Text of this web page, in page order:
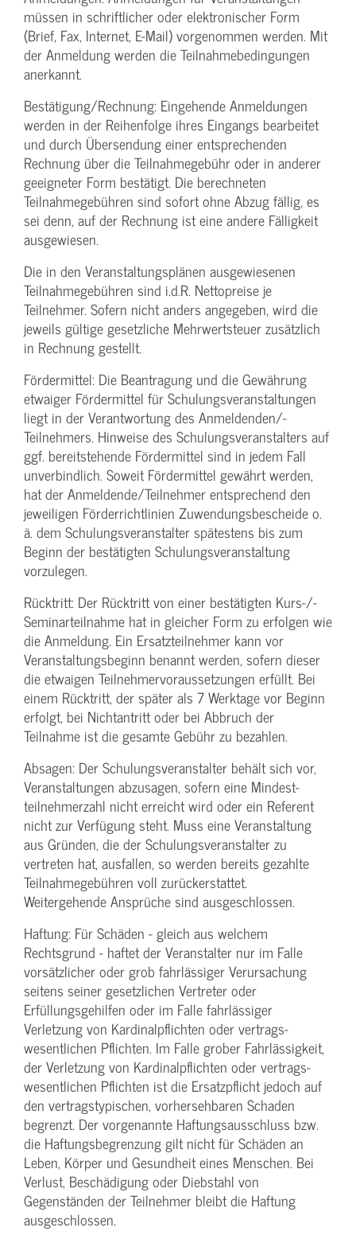
müssen in schriftlicher oder elektronischer Form
(Brief, Fax, Internet, E-Mail) vorgenommen werden. Mit
der Anmeldung werden die Teilnahme­bedingungen
anerkannt.
Bestätigung­/Rechnung: Eingehende Anmeldungen
werden in der Reihenfolge ihres Eingangs bearbeitet
und durch Übersendung einer entsprechenden
Rechnung über die Teilnahmegebühr oder in anderer
geeigneter Form bestätigt. Die berechneten
Teilnahmegebühren sind sofort ohne Abzug fällig, es
sei denn, auf der Rechnung ist eine andere Fälligkeit
ausgewiesen.
Die in den Veranstaltungsplänen ausgewiesenen
Teilnahmegebühren sind i.d.R. Nettopreise je
Teilnehmer. Sofern nicht anders angegeben, wird die
jeweils gültige gesetzliche Mehrwertsteuer zusätzlich
in Rechnung gestellt.
Fördermittel: Die Beantragung und die Gewährung
etwaiger Fördermittel für Schulungs­veranstaltungen
liegt in der Verantwortung des Anmeldenden/­
Teilnehmers. Hinweise des Schulungs­veranstalters auf
ggf. bereitstehende Fördermittel sind in jedem Fall
unverbindlich. Soweit Fördermittel gewährt werden,
hat der Anmeldende/­Teilnehmer entsprechend den
jeweiligen Förderrichtlinien Zuwendungs­bescheide o.
ä. dem Schulungs­veranstalter spätestens bis zum
Beginn der bestätigten Schulungs­veranstaltung
vorzulegen.
Rücktritt: Der Rücktritt von einer bestätigten Kurs-/­
Seminarteilnahme hat in gleicher Form zu erfolgen wie
die Anmeldung. Ein Ersatzteilnehmer kann vor
Veranstaltungs­beginn benannt werden, sofern dieser
die etwaigen Teilnehmer­voraussetzungen erfüllt. Bei
einem Rücktritt, der später als 7 Werktage vor Beginn
erfolgt, bei Nichtantritt oder bei Abbruch der
Teilnahme ist die gesamte Gebühr zu bezahlen.
Absagen: Der Schulungs­veranstalter behält sich vor,
Veranstaltungen abzusagen, sofern eine Mindest­
teilnehmerzahl nicht erreicht wird oder ein Referent
nicht zur Verfügung steht. Muss eine Veranstaltung
aus Gründen, die der Schulungs­veranstalter zu
vertreten hat, ausfallen, so werden bereits gezahlte
Teilnahme­gebühren voll zurückerstattet.
Weitergehende Ansprüche sind ausgeschlossen.
Haftung: Für Schäden - gleich aus welchem
Rechtsgrund - haftet der Veranstalter nur im Falle
vorsätzlicher oder grob fahrlässiger Verursachung
seitens seiner gesetzlichen Vertreter oder
Erfüllungsgehilfen oder im Falle fahrlässiger
Verletzung von Kardinalpflichten oder vertrags­
wesentlichen Pflichten. Im Falle grober Fahrlässigkeit,
der Verletzung von Kardinalpflichten oder vertrags­
wesentlichen Pflichten ist die Ersatzpflicht jedoch auf
den vertragstypischen, vorhersehbaren Schaden
begrenzt. Der vorgenannte Haftungs­ausschluss bzw.
die Haftungs­begrenzung gilt nicht für Schäden an
Leben, Körper und Gesundheit eines Menschen. Bei
Verlust, Beschädigung oder Diebstahl von
Gegenständen der Teilnehmer bleibt die Haftung
ausgeschlossen.